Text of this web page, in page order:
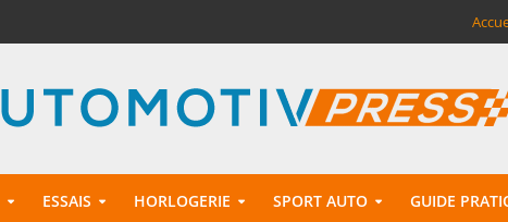
ESSAIS HORLOGERIE SPORT AUTO GUIDE